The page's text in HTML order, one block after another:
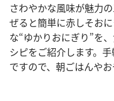
さわやかな風味が魅力
ぜると簡単に赤しそお
な“ゆかりおにぎり”を
シピをご紹介します。
ですので、朝ごはんや